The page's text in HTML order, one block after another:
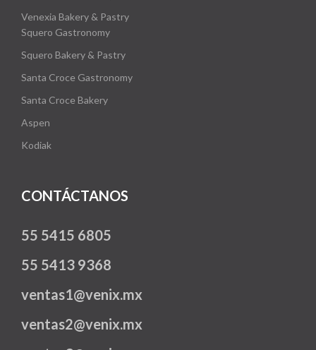
Venexia Bakery & Pastry
Squero Gastronomy
Squero Bakery & Pastry
Santa Croce Gastronomy
Santa Croce Bakery
Aspen
Kodiak
CONTÁCTANOS
55 5415 6805
55 5413 9368
ventas1@venix.mx
ventas2@venix.mx